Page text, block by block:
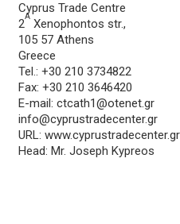
Cyprus Trade Centre
2
Α
Xenophontos str.,
105 57 Athens
Greece
Tel.: +30 210 3734822
Fax: +30 210 3646420
E-mail:ctcath1@otenet.gr
info@cyprustradecenter.gr
URL: www.cyprustradecenter.gr
Head: Mr. Joseph Kypreos